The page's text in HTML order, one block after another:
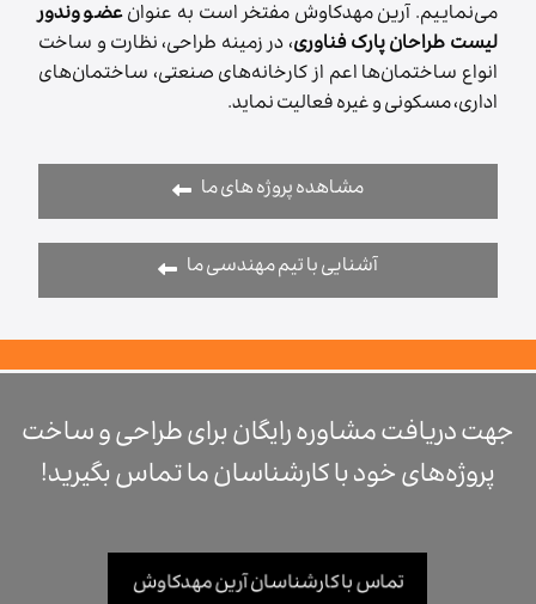
می‌نماییم. آرین مهدکاوش مفتخر است به عنوانعضو وندور
لیست طراحان پارک فناوری، در زمینه طراحی، نظارت و ساخت
انواع ساختمان‌ها اعم از کارخانه‌های صنعتی، ساختمان‌های
اداری، مسکونی و غیره فعالیت نماید.
مشاهده پروژه های ما
آشنایی با تیم مهندسی ما
جهت دریافت مشاوره رایگان برای طراحی و ساخت
پروژه‌های خود با کارشناسان ما تماس بگیرید!
تماس با کارشناسان آرین مهدکاوش